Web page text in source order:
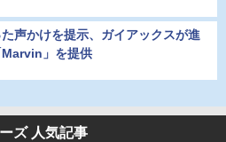
声かけを提示、ガイアックスが進
」を提供
ズ 人気記事